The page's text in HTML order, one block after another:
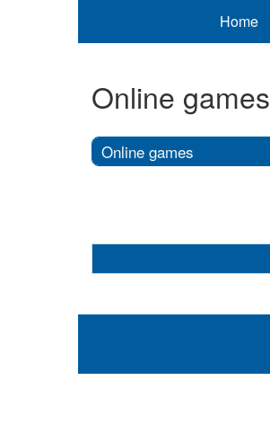
Home
Online games
Online games